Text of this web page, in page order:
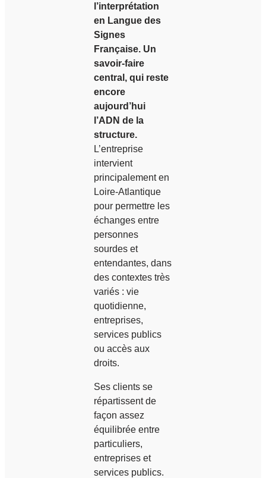
l’interprétation
en Langue des
Signes
Française. Un
savoir-faire
central, qui reste
encore
aujourd’hui
l’ADN de la
structure.
L’entreprise
intervient
principalement en
Loire-Atlantique
pour permettre les
échanges entre
personnes
sourdes et
entendantes, dans
des contextes très
variés : vie
quotidienne,
entreprises,
services publics
ou accès aux
droits.
Ses clients se
répartissent de
façon assez
équilibrée entre
particuliers,
entreprises et
services publics.